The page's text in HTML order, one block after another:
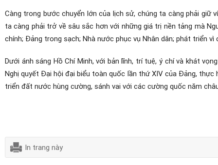
Càng trong bước chuyển lớn của lịch sử, chúng ta càng phải
ta càng phải trở về sâu sắc hơn với những giá trị nền tảng mà
chính; Đảng trong sạch; Nhà nước phục vụ Nhân dân; phát triển vì
Dưới ánh sáng Hồ Chí Minh, với bản lĩnh, trí tuệ, ý chí và khát
Nghị quyết Đại hội đại biểu toàn quốc lần thứ XIV của Đảng,
triển đất nước hùng cường, sánh vai với các cường quốc năm
In trang này